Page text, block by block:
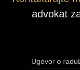
advokat
Ugovor o radu